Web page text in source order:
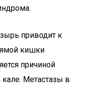
приводит к
кишки
причиной
Метастазы в